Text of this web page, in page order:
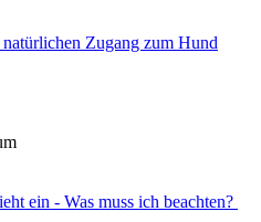
Zugang zum Hund
ein - Was muss ich beachten?